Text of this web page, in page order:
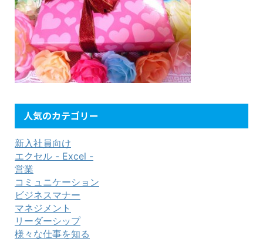
人気のカテゴリー
新入社員向け
エクセル - Excel -
営業
コミュニケーション
ビジネスマナー
マネジメント
リーダーシップ
様々な仕事を知る